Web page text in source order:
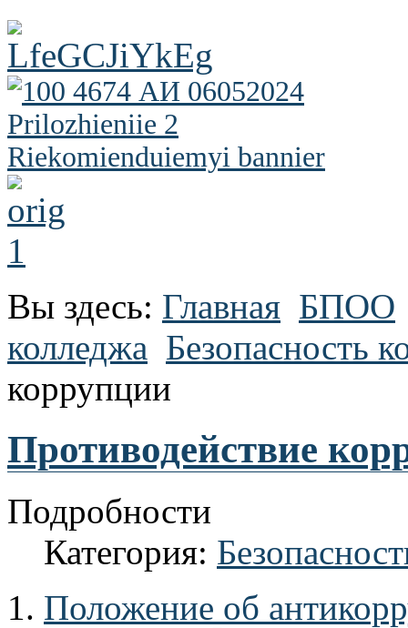
Вы здесь: Главная БПОО
колледжа Безопасность
коррупции
Противодействие
Подробности
Категория:
1. Положение об